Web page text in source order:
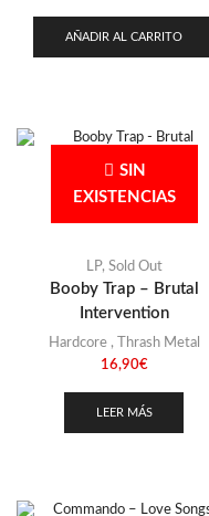
AÑADIR AL CARRITO
SIN
EXISTENCIAS
LP, Sold Out
Booby Trap – Brutal
Intervention
Hardcore,
Thrash Metal
16,90€
LEER MÁS